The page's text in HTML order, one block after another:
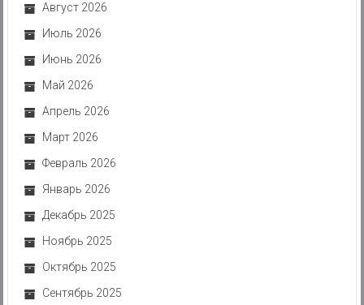
Август 2026
Июль 2026
Июнь 2026
Май 2026
Апрель 2026
Март 2026
Февраль 2026
Январь 2026
Декабрь 2025
Ноябрь 2025
Октябрь 2025
Сентябрь 2025